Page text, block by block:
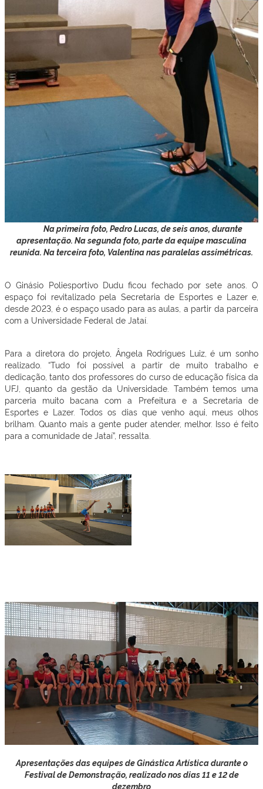
Na primeira foto, Pedro Lucas, de seis anos, durante
apresentação. Na segunda foto, parte da equipe masculina
reunida. Na terceira foto, Valentina nas paralelas assimétricas.
O Ginásio Poliesportivo Dudu ficou fechado por sete anos. O
espaço foi revitalizado pela Secretaria de Esportes e Lazer e,
desde 2023, é o espaço usado para as aulas, a partir da parceira
com a Universidade Federal de Jataí.
Para a diretora do projeto, Ângela Rodrigues Luiz, é um sonho
realizado. “Tudo foi possível a partir de muito trabalho e
dedicação, tanto dos professores do curso de educação física da
UFJ, quanto da gestão da Universidade. Também temos uma
parceria muito bacana com a Prefeitura e a Secretaria de
Esportes e Lazer. Todos os dias que venho aqui, meus olhos
brilham. Quanto mais a gente puder atender, melhor. Isso é feito
para a comunidade de Jataí”, ressalta.
Apresentações das equipes de Ginástica Artística durante o
Festival de Demonstração, realizado nos dias 11 e 12 de
dezembro